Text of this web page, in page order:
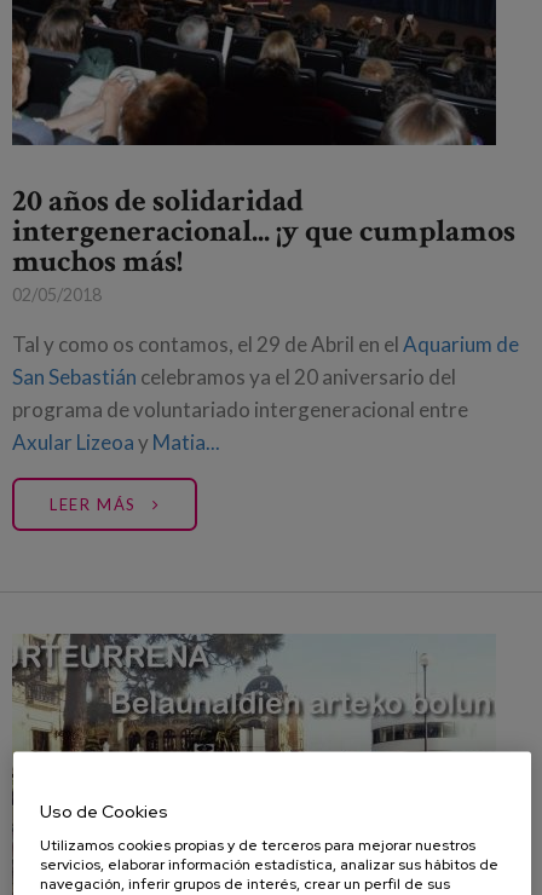
20 años de solidaridad
intergeneracional... ¡y que cumplamos
muchos más!
02/05/2018
Tal y como os contamos, el 29 de Abril en elAquarium de
San Sebastián celebramos ya el 20 aniversario del
programa de voluntariado intergeneracional entre
Axular Lizeoay Matia...
LEER MÁS
Uso de Cookies
Utilizamos cookies propias y de terceros para mejorar nuestros
servicios, elaborar información estadística, analizar sus hábitos de
navegación, inferir grupos de interés, crear un perfil de sus